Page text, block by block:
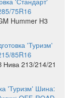
Hummer H3
Нива 213/214/21